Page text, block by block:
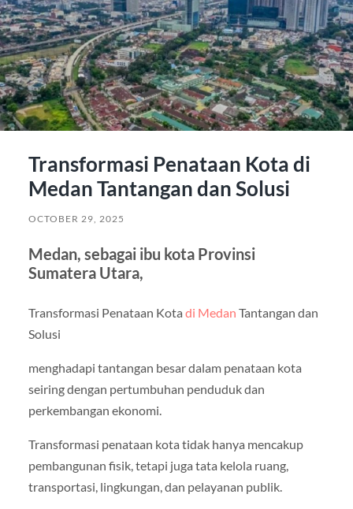
Transformasi Penataan Kota di
Medan Tantangan dan Solusi
OCTOBER 29, 2025
Medan, sebagai ibu kota Provinsi
Sumatera Utara,
Transformasi Penataan Kota di Medan Tantangan dan
Solusi
menghadapi tantangan besar dalam penataan kota
seiring dengan pertumbuhan penduduk dan
perkembangan ekonomi.
Transformasi penataan kota tidak hanya mencakup
pembangunan fisik, tetapi juga tata kelola ruang,
transportasi, lingkungan, dan pelayanan publik.